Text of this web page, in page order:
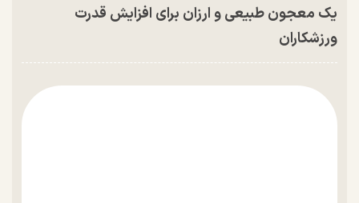
یک معجون طبیعی و ارزان برای افزایش قدرت
ورزشکاران